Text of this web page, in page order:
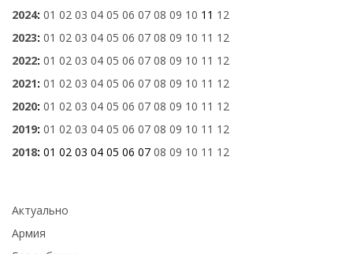
2024: 01 02 03 04 05 06 07 08 09 10 11 12
2023: 01 02 03 04 05 06 07 08 09 10 11 12
2022: 01 02 03 04 05 06 07 08 09 10 11 12
2021: 01 02 03 04 05 06 07 08 09 10 11 12
2020: 01 02 03 04 05 06 07 08 09 10 11 12
2019: 01 02 03 04 05 06 07 08 09 10 11 12
2018: 01 02 03 04 05 06 07 08 09 10 11 12
Актуально
Армия